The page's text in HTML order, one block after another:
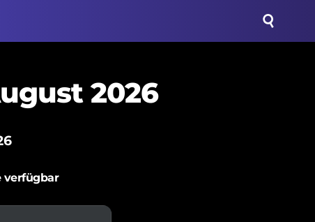
2026
verfügbar